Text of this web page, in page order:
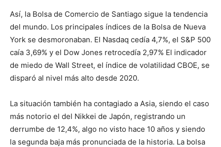
Así, la Bolsa de Comercio de Santiago sigue la tendencia
del mundo. Los principales índices de la Bolsa de Nueva
York se desmoronaban. El Nasdaq cedía 4,7%, el S&P 500
caía 3,69% y el Dow Jones retrocedía 2,97% El indicador
de miedo de Wall Street, el índice de volatilidad CBOE, se
disparó al nivel más alto desde 2020.
La situación también ha contagiado a Asia, siendo el caso
más notorio el del Nikkei de Japón, registrando un
derrumbe de 12,4%, algo no visto hace 10 años y siendo
la segunda baja más pronunciada de la historia. La bolsa